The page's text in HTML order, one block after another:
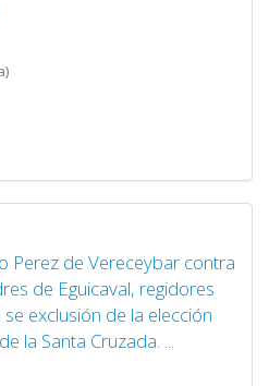
Perez de Vereceybar contra
de Eguicaval, regidores
exclusión de la elección
la Santa Cruzada. ...